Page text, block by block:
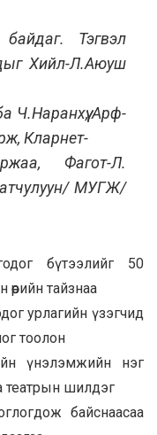
Тэгвэл
Хийл-Л.Аюуш
Ч.Наранхүү, Арф-
Кларнет-
Фагот-Л.
МУГЖ/
бүтээлийг 50
тайзнаа
урлагийн үзэгчид
тоолон
үнэлэмжийн нэг
театрын шилдэг
байснаасаа